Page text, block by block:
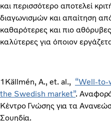
και περισσότερο αποτελεί
διαγωνισμών και απαίτηση
καθαρότερες και πιο
καλύτερες για όποιον
1Källmén, A., et. al., “Well-to-
the Swedish market”.
Κέντρο Γνώσης για τα
Σουηδία.